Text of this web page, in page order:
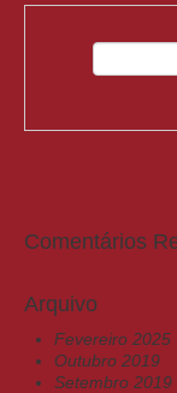
Comentários
Arquivo
Fevereiro 2025
Outubro 2019
Setembro 2019